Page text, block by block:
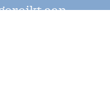
aan